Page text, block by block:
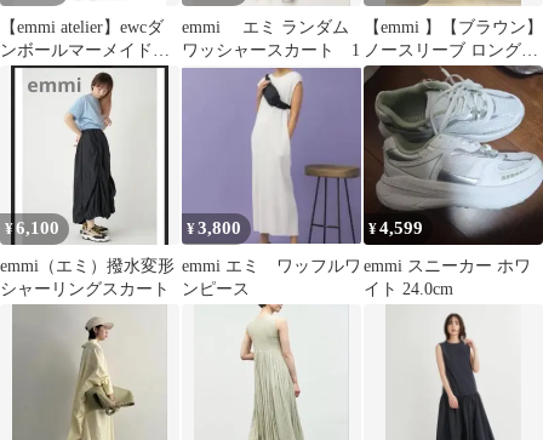
【emmi atelier】ewcダ
ンボールマーメイドワ
ンピース サイズ1
emmi エミ ランダム
ワッシャースカート 1
【emmi 】【ブラウン】
ノースリーブ ロングワ
ンピース FREE SIZE
¥6,100
emmi（エミ）撥水変形
シャーリングスカート
¥3,800
emmi エミ ワッフルワ
ンピース
¥4,599
emmi スニーカー ホワ
イト 24.0cm